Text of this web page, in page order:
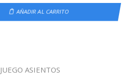
AÑADIR AL CARRITO
JUEGO ASIENTOS